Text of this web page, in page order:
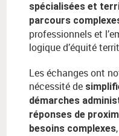
spécialisées et
parcours
professionnels et
logique d’équité
Les échanges ont
nécessité de
démarches
réponses de
besoins complexes,